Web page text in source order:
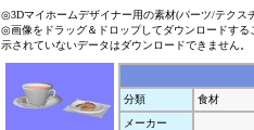
◎3Dマイホームデザイナー用の素材(パーツ/テクス
◎画像をドラッグ＆ドロップしてダウンロードす
示されていないデータはダウンロードできません。
分類
食材
メーカー